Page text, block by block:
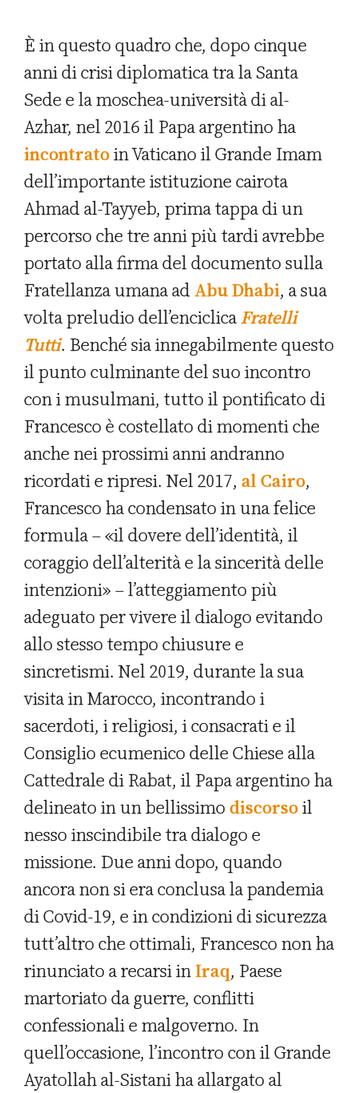
È in questo quadro che, dopo cinque
anni di crisi diplomatica tra la Santa
Sede e la moschea-università di al-
Azhar, nel 2016 il Papa argentino ha
incontratoin Vaticano il Grande Imam
dell’importante istituzione cairota
Ahmad al-Tayyeb, prima tappa di un
percorso che tre anni più tardi avrebbe
portato alla firma del documento sulla
Fratellanza umana adAbu Dhabi, a sua
volta preludio dell’enciclicaFratelli
Tutti. Benché sia innegabilmente questo
il punto culminante del suo incontro
con i musulmani, tutto il pontificato di
Francesco è costellato di momenti che
anche nei prossimi anni andranno
ricordati e ripresi. Nel 2017, al Cairo,
Francesco ha condensato in una felice
formula – «il dovere dell’identità, il
coraggio dell’alterità e la sincerità delle
intenzioni» – l’atteggiamento più
adeguato per vivere il dialogo evitando
allo stesso tempo chiusure e
sincretismi. Nel 2019, durante la sua
visita in Marocco, incontrando i
sacerdoti, i religiosi, i consacrati e il
Consiglio ecumenico delle Chiese alla
Cattedrale di Rabat, il Papa argentino ha
delineato in un bellissimodiscorsoil
nesso inscindibile tra dialogo e
missione. Due anni dopo, quando
ancora non si era conclusa la pandemia
di Covid-19, e in condizioni di sicurezza
tutt’altro che ottimali, Francesco non ha
rinunciato a recarsi in Iraq, Paese
martoriato da guerre, conflitti
confessionali e malgoverno. In
quell’occasione, l’incontro con il Grande
Ayatollah al-Sistani ha allargato al